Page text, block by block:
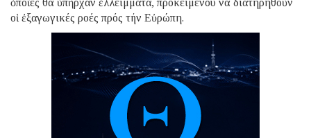
ὁποῖες θά ὑπῆρχαν ἐλλείμματα, προκειμένου νά διατηρηθοῦν
οἱ ἐξαγωγικές ροές πρός τήν Εὐρώπη.